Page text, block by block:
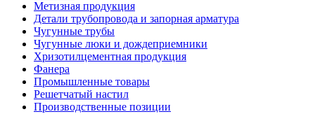
Метизная продукция
Детали трубопровода и запорная арматура
Чугунные трубы
Чугунные люки и дождеприемники
Хризотилцементная продукция
Фанера
Промышленные товары
Решетчатый настил
Производственные позиции